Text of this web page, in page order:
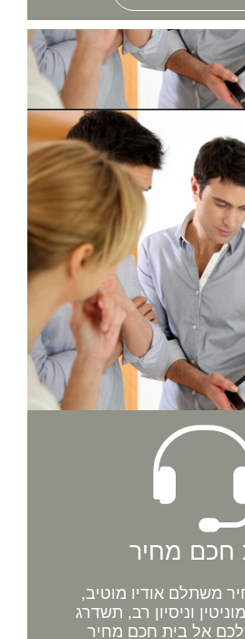
חכם מחיר
משתלם אודיו מוטיב,
וניסיון רב, תשדרג
אל בית חכם מחיר